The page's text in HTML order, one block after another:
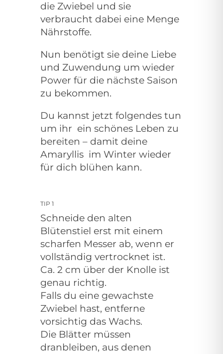
die Zwiebel und sie
verbraucht dabei eine Menge
Nährstoffe.
Nun benötigt sie deine Liebe
und Zuwendung um wieder
Power für die nächste Saison
zu bekommen.
Du kannst jetzt folgendes tun
um ihr ein schönes Leben zu
bereiten – damit deine
Amaryllis im Winter wieder
für dich blühen kann.
TIP 1
Schneide den alten
Blütenstiel erst mit einem
scharfen Messer ab, wenn er
vollständig vertrocknet ist.
Ca. 2 cm über der Knolle ist
genau richtig.
Falls du eine gewachste
Zwiebel hast, entferne
vorsichtig das Wachs.
Die Blätter müssen
dranbleiben, aus denen